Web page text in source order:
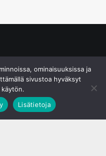
ominaisuuksissa ja
sivustoa hyväksyt
Lisätietoja